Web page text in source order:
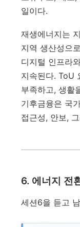
일이다.
재생에너지는
지역 생산성으
디지털 인프라
지속된다. ToU
부족하고, 생활
기후금융은 국
접근성, 안보,
6. 에너지 전
세션6을 듣고